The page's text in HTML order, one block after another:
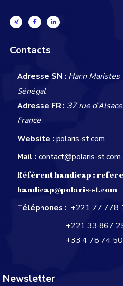
Contacts
Adresse SN : Hann Maristes
Sénégal
Adresse FR : 37 rue
France
Website : polaris-st.com
Mail : contact@polaris-st.com
Réfèrent handicap :
handicap@polaris-st.com
Téléphones : +221 77 778
+221 33 867 25
+33 4 78 74 50
Newsletter